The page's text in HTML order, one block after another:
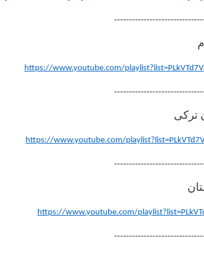
https://www.youtube.com/
ترکی
https://www.youtube.com/
https://www.youtube.com/